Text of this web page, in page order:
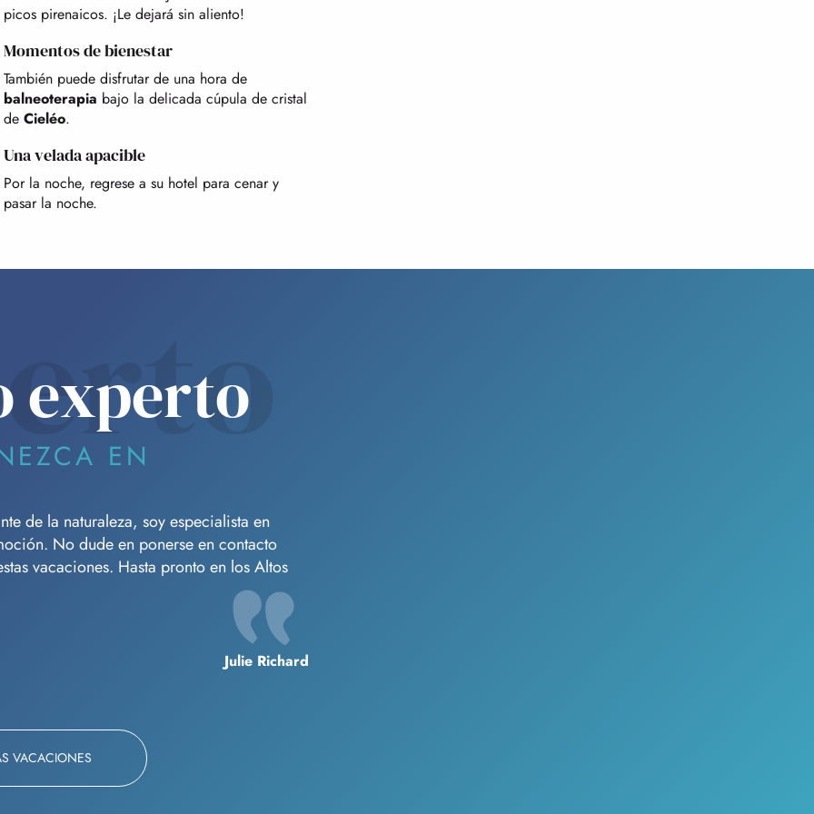
picos pirenaicos. ¡Le dejará sin aliento!
Momentos de bienestar
También puede disfrutar de una hora de
balneoterapia bajo la delicada cúpula de cristal
deCieléo.
Una velada apacible
Por la noche, regrese a su hotel para cenar y
pasar la noche.
experto
EN
de la naturaleza, soy especialista en
No dude en ponerse en contacto
vacaciones. Hasta pronto en los Altos
Julie Richard
VACACIONES